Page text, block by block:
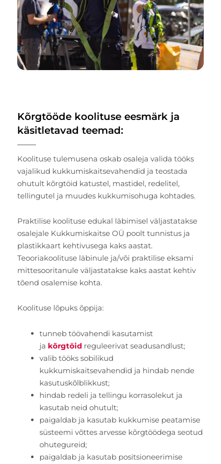
Kõrgtööde koolituse eesmärk ja
käsitletavad teemad:
Koolituse tulemusena oskab osaleja valida tööks
vajalikud kukkumiskaitsevahendid ja teostada
ohutult kõrgtöid katustel, mastidel, redelitel,
tellingutel ja muudes kukkumisohuga kohtades.
Praktilise koolituse edukal läbimisel väljastatakse
osalejale Kukkumiskaitse OÜ poolt tunnistus ja
plastikkaart kehtivusega kaks aastat.
Teooriakoolituse läbinule ja/või praktilise eksami
mittesooritanule väljastatakse kaks aastat kehtiv
tõend osalemise kohta.
Koolituse lõpuks õppija:
tunneb töövahendi kasutamist
ja kõrgtöid reguleerivat seadusandlust;
valib tööks sobilikud
kukkumiskaitsevahendid ja hindab nende
kasutuskõlblikkust;
hindab redeli ja tellingu korrasolekut ja
kasutab neid ohutult;
paigaldab ja kasutab kukkumise peatamise
süsteemi võttes arvesse kõrgtöödega seotud
ohutegureid;
paigaldab ja kasutab positsioneerimise